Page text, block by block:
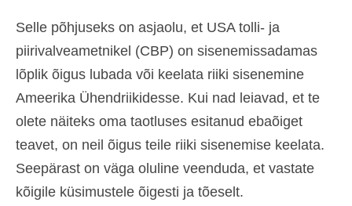
Svenska(Swedish)
Selle põhjuseks on asjaolu, et USA tolli- ja
piirivalveametnikel (CBP) on sisenemissadamas
lõplik õigus lubada või keelata riiki sisenemine
Ameerika Ühendriikidesse. Kui nad leiavad, et te
olete näiteks oma taotluses esitanud ebaõiget
teavet, on neil õigus teile riiki sisenemise keelata.
Seepärast on väga oluline veenduda, et vastate
kõigile küsimustele õigesti ja tõeselt.